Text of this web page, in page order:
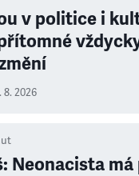
v politice i
8. 2026
Neonacista má